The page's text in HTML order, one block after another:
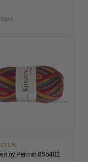
by Permin 885402